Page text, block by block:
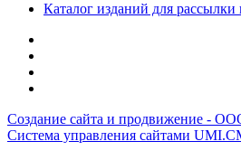
Каталог изданий для рассылки
Создание сайта и продвижение -
Система управления сайтами